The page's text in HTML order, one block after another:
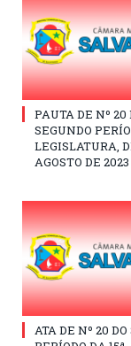
PAUTA DE Nº 20
SEGUNDO
LEGISLATURA,
AGOSTO DE 2023
ATA DE Nº 20